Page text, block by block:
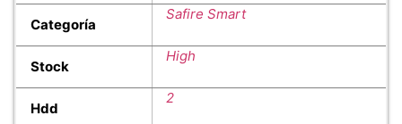
Categoría
Safire Smart
Stock
High
Hdd
2